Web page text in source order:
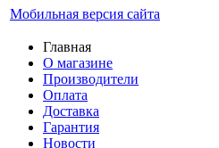
Мобильная версия сайта
Главная
О магазине
Производители
Оплата
Доставка
Гарантия
Новости